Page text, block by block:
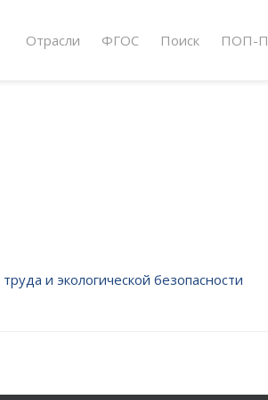
Отрасли ФГОС Поиск ПОП-П
и экологической безопасности